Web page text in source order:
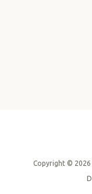
Copyright © 2026